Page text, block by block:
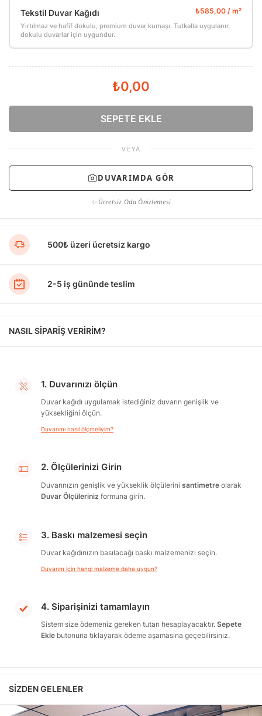
Tekstil Duvar Kağıdı
Yırtılmaz ve hafif dokulu, premium duvar kumaşı. Tutkalla uygulanır,
dokulu duvarlar için uygundur.
₺0,00
SEPETE EKLE
VEYA
DUVARIMDA GÖR
✨ Ücretsiz Oda Önizlemesi
500₺ üzeri ücretsiz kargo
2-5 iş gününde teslim
NASIL SİPARİŞ VERİRİM?
1. Duvarınızı ölçün
Duvar kağıdı uygulamak istediğiniz duvarın genişlik ve
yüksekliğini ölçün.
Duvarımı nasıl ölçmeliyim?
2. Ölçülerinizi Girin
Duvarınızın genişlik ve yükseklik ölçülerini santimetre olarak
Duvar Ölçüleriniz formuna girin.
3. Baskı malzemesi seçin
Duvar kağıdınızın basılacağı baskı malzemenizi seçin.
Duvarım için hangi malzeme daha uygun?
4. Siparişinizi tamamlayın
Sistem size ödemeniz gereken tutarı hesaplayacaktır. Sepete
Ekle butonuna tıklayarak ödeme aşamasına geçebilirsiniz.
SIZDEN GELENLER